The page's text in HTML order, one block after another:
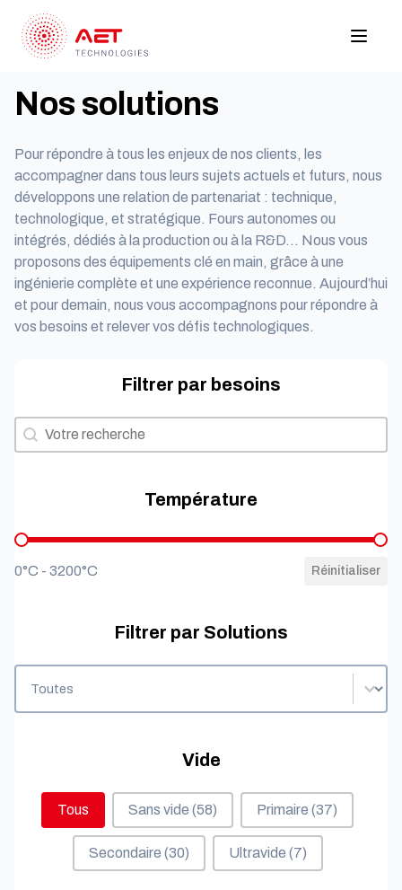
Nos solutions
Pour répondre à tous les enjeux de nos clients, les
accompagner dans tous leurs sujets actuels et futurs, nous
développons une relation de partenariat : technique,
technologique, et stratégique. Fours autonomes ou
intégrés, dédiés à la production ou à la R&D… Nous vous
proposons des équipements clé en main, grâce à une
ingénierie complète et une expérience reconnue. Aujourd’hui
et pour demain, nous vous accompagnons pour répondre à
vos besoins et relever vos défis technologiques.
Filtrer par besoins
Filtrer par besoins
Filtrer par besoins
Température
Température
0°C - 3200°C Réinitialiser
Filtrer par Solutions
Vide
Tous Sans vide (58) Primaire (37)
Secondaire (30) Ultravide (7)